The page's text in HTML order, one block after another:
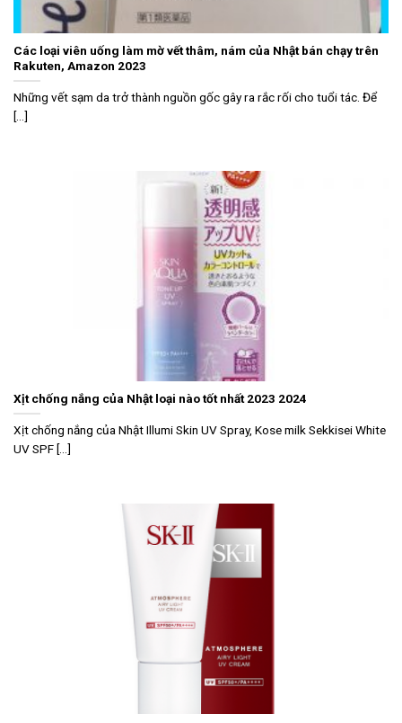
Các loại viên uống làm mờ vết thâm, nám của Nhật bán chạy trên
Rakuten, Amazon 2023
Những vết sạm da trở thành nguồn gốc gây ra rắc rối cho tuổi tác. Để
[...]
Xịt chống nắng của Nhật loại nào tốt nhất 2023 2024
Xịt chống nắng của Nhật Illumi Skin UV Spray, Kose milk Sekkisei White
UV SPF [...]